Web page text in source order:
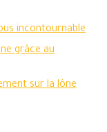
incontournable
grâce au
sur la lône